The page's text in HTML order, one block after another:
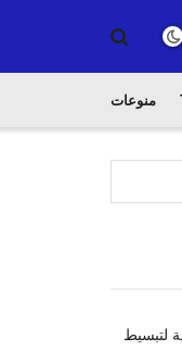
منوعات
لتبسيط